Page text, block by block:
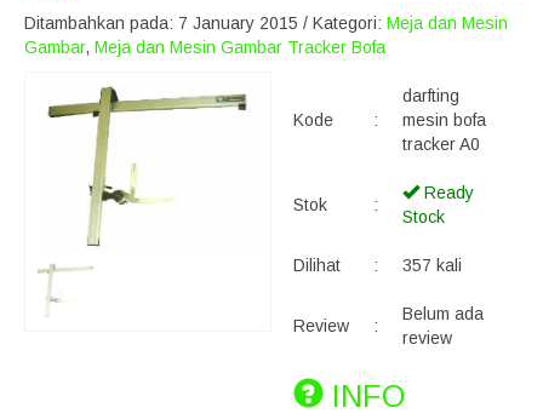
Ditambahkan pada: 7 January 2015 / Kategori: Meja dan Mesin
Gambar, Meja dan Mesin Gambar Tracker Bofa
Kode :
darfting
mesin bofa
tracker A0
Stok :
Ready
Stock
Dilihat : 357 kali
Review :
Belum ada
review
INFO